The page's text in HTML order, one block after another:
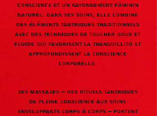
conscience et un rayonnement féminin
naturel. Dans ses soins, elle combine
des éléments tantriques traditionnels
avec des techniques de toucher doux et
fluide qui favorisent la tranquillité et
approfondissent la conscience
corporelle.
Ses massages – des rituels tantriques
de pleine conscience aux soins
enveloppants corps à corps – portent